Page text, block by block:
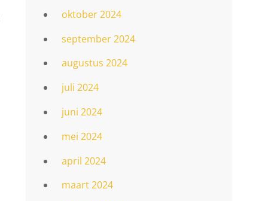
oktober 2024
september 2024
augustus 2024
juli 2024
juni 2024
mei 2024
april 2024
maart 2024